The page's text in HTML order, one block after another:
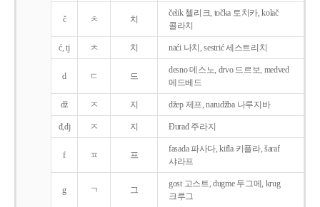
č ㅊ 치
čelik 첼리크, točka 토치카, kolač
콜라치
ć, tj ㅊ 치 naći 나치, sestrić 세스트리치
d ㄷ 드
desno 데스노, drvo 드르보, medved
메드베드
dž ㅈ 지 džep 제프, narudžba 나루지바
đ,dj ㅈ 지 Ðurađ 주라지
f ㅍ 프
fasada 파사다, kifla 키플라, šaraf
샤라프
g ㄱ 그
gost 고스트, dugme 두그메, krug
크루그